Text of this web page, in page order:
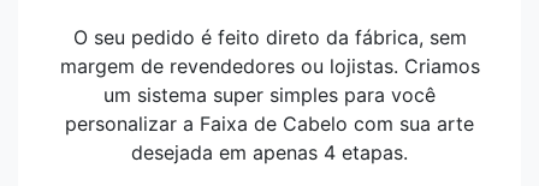
O seu pedido é feito direto da fábrica, sem
margem de revendedores ou lojistas. Criamos
um sistema super simples para você
personalizar a Faixa de Cabelo com sua arte
desejada em apenas 4 etapas.